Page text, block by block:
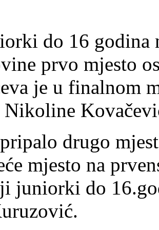
do 16 godina
prvo mjesto
je u finalnom
drugo
mjesto na
juniorki do